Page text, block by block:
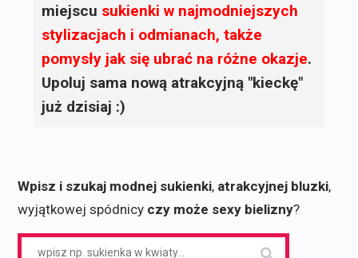
miejscu sukienki w najmodniejszych
stylizacjach i odmianach, także
pomysły jak się ubrać na różne okazje.
Upoluj sama nową atrakcyjną "kieckę"
już dzisiaj :)
Wpisz i szukaj modnej sukienki, atrakcyjnej bluzki,
wyjątkowej spódnicy czy może sexy bielizny?